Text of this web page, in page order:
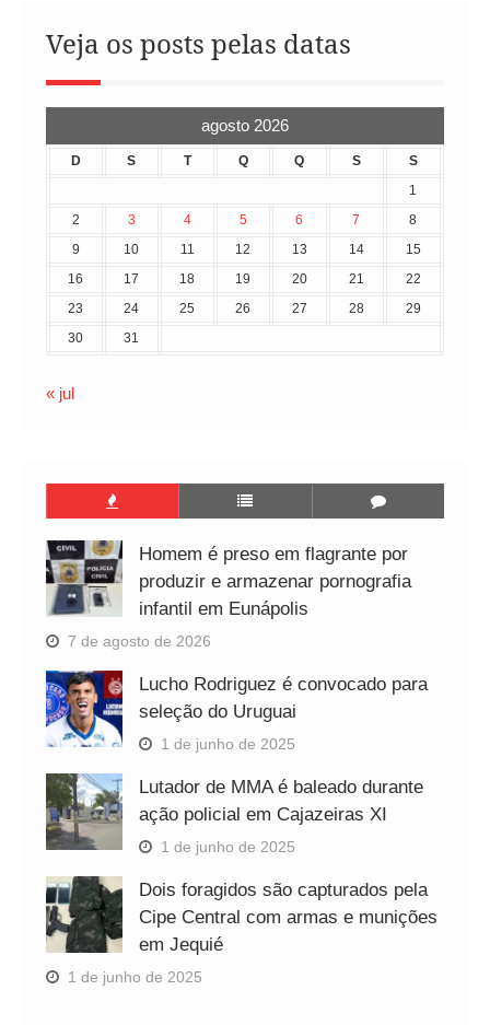
Veja os posts pelas datas
agosto 2026
D S T Q Q S
S
1
2
3 4 5 6 7
8
9
10 11 12 13 14
15
16
17 18 19 20 21
22
23
24 25 26 27 28
29
30
31
« jul
Homem é preso em flagrante por
produzir e armazenar pornografia
infantil em Eunápolis
7 de agosto de 2026
Lucho Rodriguez é convocado para
seleção do Uruguai
1 de junho de 2025
Lutador de MMA é baleado durante
ação policial em Cajazeiras XI
1 de junho de 2025
Dois foragidos são capturados pela
Cipe Central com armas e munições
em Jequié
1 de junho de 2025